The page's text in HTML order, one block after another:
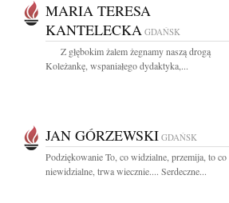
MARIA TERESA
KANTELECKA GDAŃSK
Z głębokim żalem żegnamy naszą drogą
Koleżankę, wspaniałego dydaktyka,...
JAN GÓRZEWSKI GDAŃSK
Podziękowanie To, co widzialne, przemija, to co
niewidzialne, trwa wiecznie.... Serdeczne...